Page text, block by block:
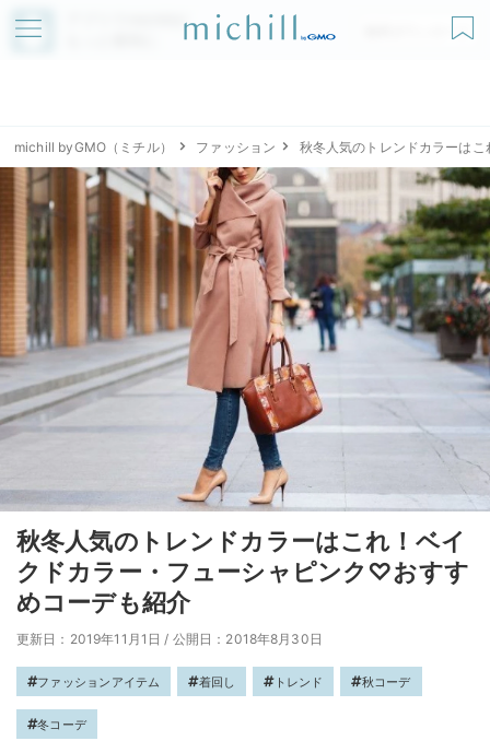
アプリでmichillが
無料ダウンロード
michill byGMO（ミチル） ファッション 秋冬人気のトレンドカラーは
秋冬人気のトレンドカラーはこれ！ベイ
クドカラー・フューシャピンク♡おすす
めコーデも紹介
更新日：2019年11月1日 / 公開日：2018年8月30日
ファッションアイテム 着回し トレンド 秋コーデ
冬コーデ